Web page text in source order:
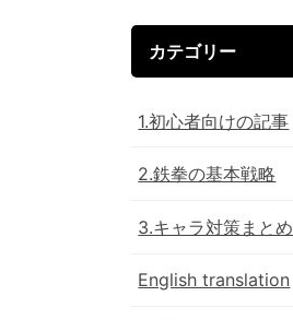
カテゴリー
1.初心者向けの記事
2.鉄拳の基本戦略
3.キャラ対策まとめ
English translation